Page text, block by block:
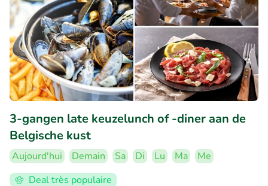
3-gangen late keuzelunch of -diner aan de
Belgische kust
Aujourd'hui Demain Sa Di Lu Ma
Me
Deal très populaire